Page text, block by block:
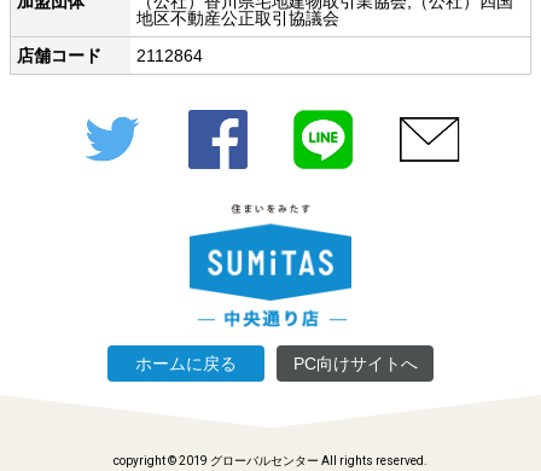
地区不動産公正取引協議会
店舗コード
2112864
Twitter Facebook
ホームに戻る PC向けサイトへ
copyright © 2019 グローバルセンター All rights reserved.